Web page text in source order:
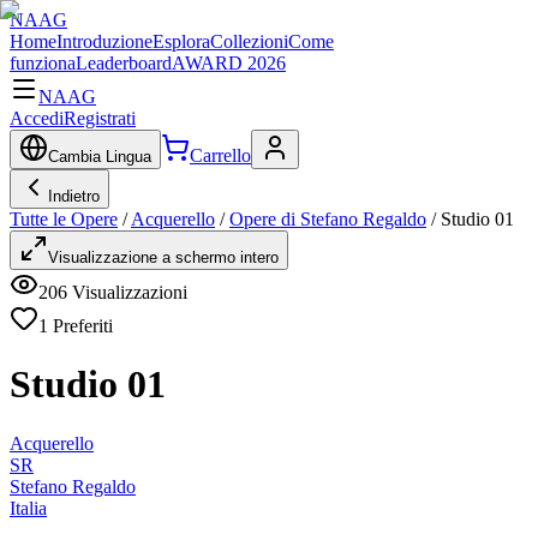
NAAG
HomeIntroduzioneEsploraCollezioniCome
funzionaLeaderboardAWARD 2026
NAAG
AccediRegistrati
Cambia Lingua Carrello
Indietro
Tutte le Opere / Acquerello / Opere di Stefano Regaldo / Studio 01
Visualizzazione a schermo intero
206 Visualizzazioni
1 Preferiti
Studio 01
Acquerello
SR
Stefano Regaldo
Italia